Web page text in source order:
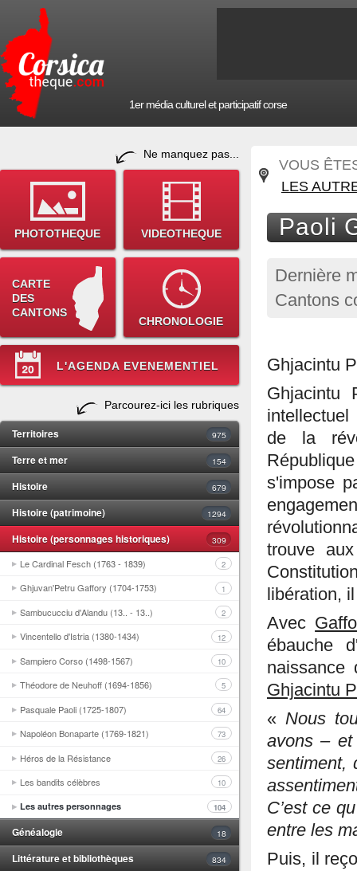
1er média culturel et participatif corse
Ne manquez pas...
PHOTOTHEQUE VIDEOTHEQUE
CARTE
DES
CANTONS
CHRONOLOGIE
L'AGENDA EVENEMENTIEL
Parcourez-ici les rubriques
Territoires 975
Terre et mer 154
Histoire 679
Histoire (patrimoine) 1294
Histoire (personnages historiques) 309
Le Cardinal Fesch (1763 - 1839) 2
Ghjuvan'Petru Gaffory (1704-1753) 1
Sambucucciu d'Alandu (13.. - 13..) 2
Vincentello d'Istria (1380-1434) 12
Sampiero Corso (1498-1567) 10
Théodore de Neuhoff (1694-1856) 5
Pasquale Paoli (1725-1807) 64
Napoléon Bonaparte (1769-1821) 73
Héros de la Résistance 26
Les bandits célèbres 10
Les autres personnages 104
Généalogie 18
Littérature et bibliothèques 834
VOUS
LES
Paoli
Dernière
Cantons
Ghjacintu
Ghjacintu
de la
s'impose
trouve
libération,
Avec
ébauche
naissance
Ghjacintu
« Nous
avons – et
sentiment,
C’est ce
entre les
Puis, il